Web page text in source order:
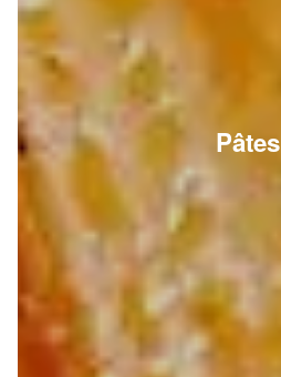
Pâtes